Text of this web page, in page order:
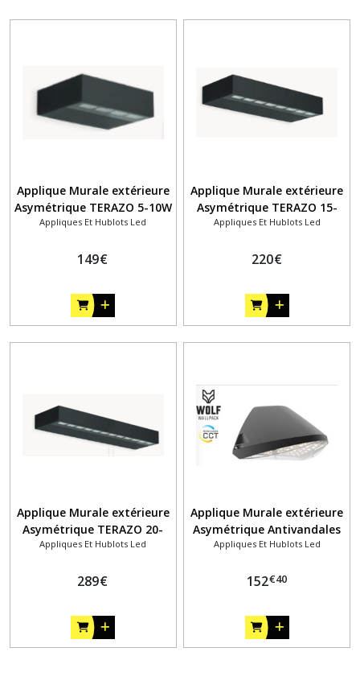
Applique Murale extérieure
Asymétrique TERAZO 5-10W
Appliques Et Hublots Led
149€
Applique Murale extérieure
Asymétrique TERAZO 15-
30W
Appliques Et Hublots Led
220€
Applique Murale extérieure
Asymétrique TERAZO 20-
40W
Appliques Et Hublots Led
289€
Applique Murale extérieure
Asymétrique Antivandales
Appliques Et Hublots Led
152€40